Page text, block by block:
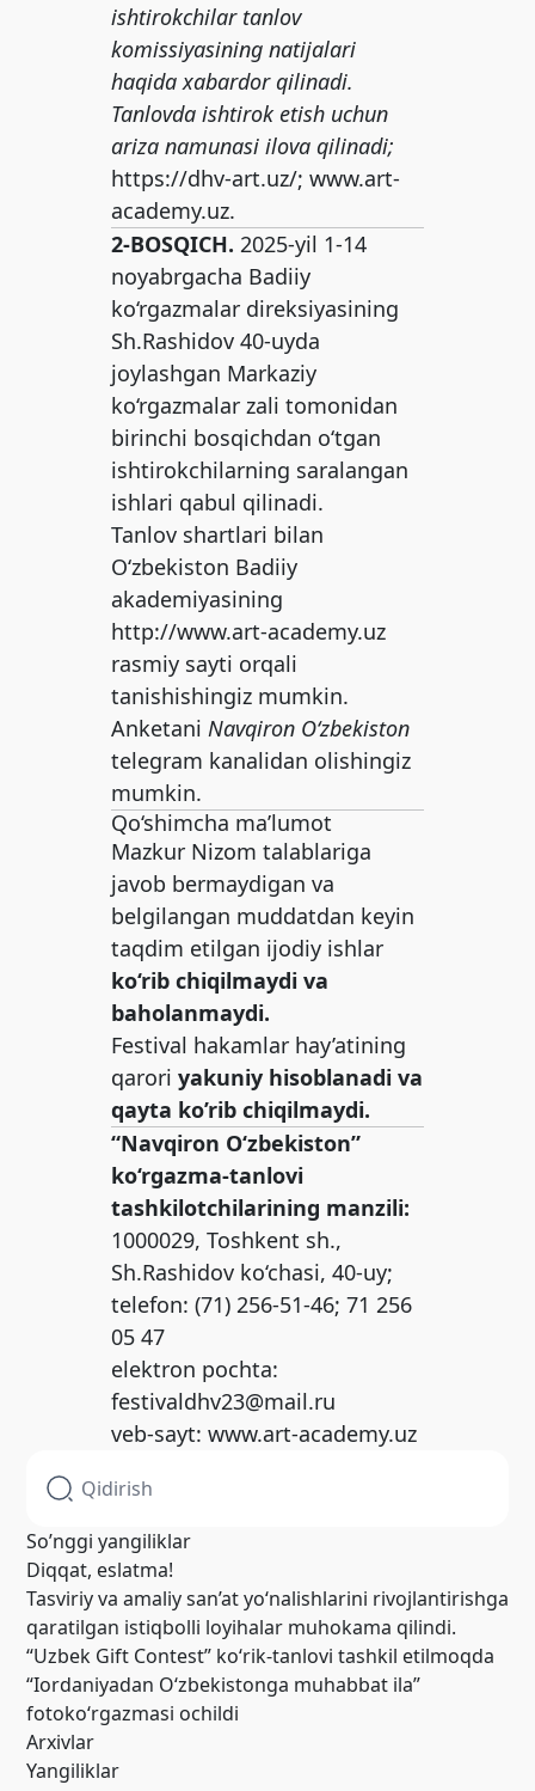
ishtirokchilar tanlov
komissiyasining natijalari
haqida xabardor qilinadi.
Tanlovda ishtirok etish uchun
ariza namunasi ilova qilinadi;
https://dhv-art.uz/; www.art-
academy.uz.
2-BOSQICH. 2025-yil 1-14
noyabrgacha Badiiy
ko‘rgazmalar direksiyasining
Sh.Rashidov 40-uyda
joylashgan Markaziy
ko‘rgazmalar zali tomonidan
birinchi bosqichdan o‘tgan
ishtirokchilarning saralangan
ishlari qabul qilinadi.
Tanlov shartlari bilan
O‘zbekiston Badiiy
akademiyasining
http://www.art-academy.uz
rasmiy sayti orqali
tanishishingiz mumkin.
AnketaniNavqiron O‘zbekiston
telegram kanalidan olishingiz
mumkin.
Qo‘shimcha ma’lumot
Mazkur Nizom talablariga
javob bermaydigan va
belgilangan muddatdan keyin
taqdim etilgan ijodiy ishlar
ko‘rib chiqilmaydi va
baholanmaydi.
Festival hakamlar hay’atining
qaroriyakuniy hisoblanadi va
qayta ko’rib chiqilmaydi.
“Navqiron O‘zbekiston”
ko‘rgazma-tanlovi
tashkilotchilarining manzili:
1000029, Toshkent sh.,
Sh.Rashidov ko‘chasi, 40-uy;
telefon: (71) 256-51-46; 71 256
05 47
elektron pochta:
festivaldhv23@mail.ru
veb-sayt: www.art-academy.uz
So’nggi yangiliklar
Diqqat, eslatma!
Tasviriy va amaliy san’at yo‘nalishlarini rivojlantirishga
qaratilgan istiqbolli loyihalar muhokama qilindi.
“Uzbek Gift Contest” ko‘rik-tanlovi tashkil etilmoqda
“Iordaniyadan O‘zbekistonga muhabbat ila”
fotoko‘rgazmasi ochildi
Arxivlar
Yangiliklar